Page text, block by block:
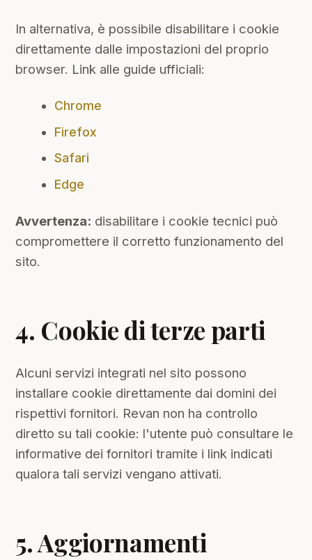
In alternativa, è possibile disabilitare i cookie
direttamente dalle impostazioni del proprio
browser. Link alle guide ufficiali:
Chrome
Firefox
Safari
Edge
Avvertenza: disabilitare i cookie tecnici può
compromettere il corretto funzionamento del
sito.
4. Cookie di terze parti
Alcuni servizi integrati nel sito possono
installare cookie direttamente dai domini dei
rispettivi fornitori. Revan non ha controllo
diretto su tali cookie: l'utente può consultare le
informative dei fornitori tramite i link indicati
qualora tali servizi vengano attivati.
5. Aggiornamenti